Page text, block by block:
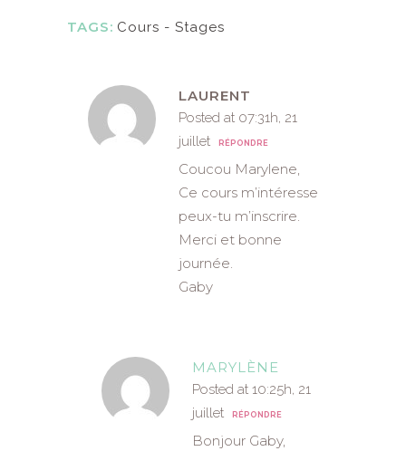
TAGS: Cours - Stages
LAURENT
Posted at 07:31h, 21
juillet
RÉPONDRE
Coucou Marylene,
Ce cours m’intéresse
peux-tu m’inscrire.
Merci et bonne
journée.
Gaby
MARYLÈNE
Posted at 10:25h, 21
juillet
RÉPONDRE
Bonjour Gaby,